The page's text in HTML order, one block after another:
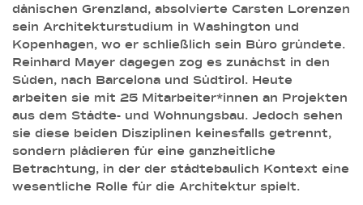
dänischen Grenzland, absolvierte Carsten Lorenzen
sein Architekturstudium in Washington und
Kopenhagen, wo er schließlich sein Büro gründete.
Reinhard Mayer dagegen zog es zunächst in den
Süden, nach Barcelona und Südtirol. Heute
arbeiten sie mit 25 Mitarbeiter*innen an Projekten
aus dem Städte- und Wohnungsbau. Jedoch sehen
sie diese beiden Disziplinen keinesfalls getrennt,
sondern plädieren für eine ganzheitliche
Betrachtung, in der der städtebaulich Kontext eine
wesentliche Rolle für die Architektur spielt.